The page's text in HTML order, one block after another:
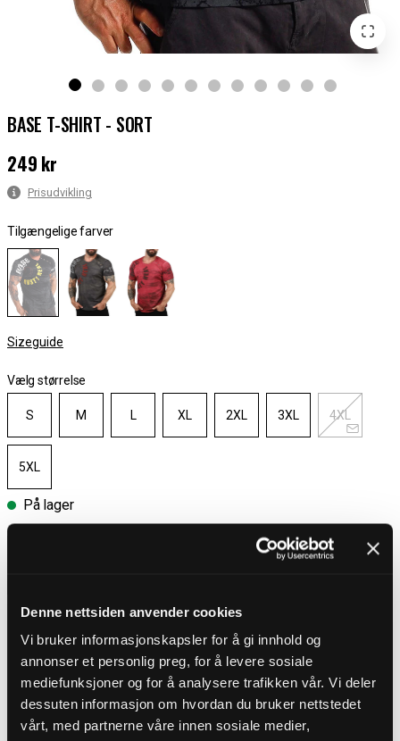
Denne nettsiden anvender cookies
Vi bruker informasjonskapsler for å gi innhold og
annonser et personlig preg, for å levere sosiale
mediefunksjoner og for å analysere trafikken vår. Vi deler
dessuten informasjon om hvordan du bruker nettstedet
vårt, med partnerne våre innen sosiale medier,
BASE T-SHIRT - SORT
Pris: 249 kr
249 kr
Prisudvikling
Tilgængelige farver
Sizeguide
Vælg størrelse
S M L XL 2XL 3XL 4XL
5XL
På lager
30 dages åbent køb
Hurtig levering 3 – 5 dage
Gratis fragt ved køb over 700 kr
PRODUKTBESKRIVELSE